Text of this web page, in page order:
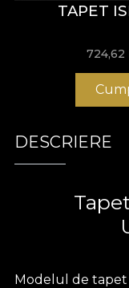
TAPET
724,62
DESCRIERE
Modelul de